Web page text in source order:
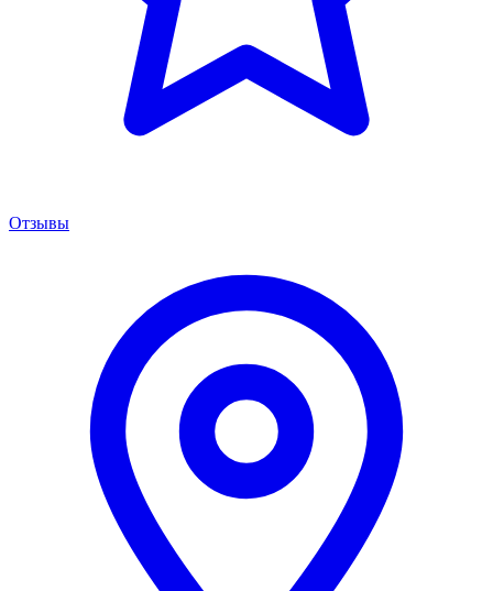
Отзывы
Менеджер сервиса
Онлайн · отвечаем за 5 мин
Здравствуйте! 👋 Подскажите марку,
модель и год вашего авто — расскажу про
ремонт, цены и сроки.